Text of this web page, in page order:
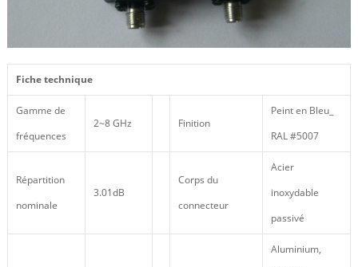
Fiche technique
Gamme de
fréquences
2~8 GHz Finition
Peint en Bleu_
RAL #5007
Répartition
nominale
3.01dB
Corps du
connecteur
Acier
inoxydable
passivé
Aluminium,